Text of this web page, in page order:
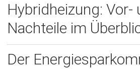
Hybridheizung: Vor-
Nachteile im
Der